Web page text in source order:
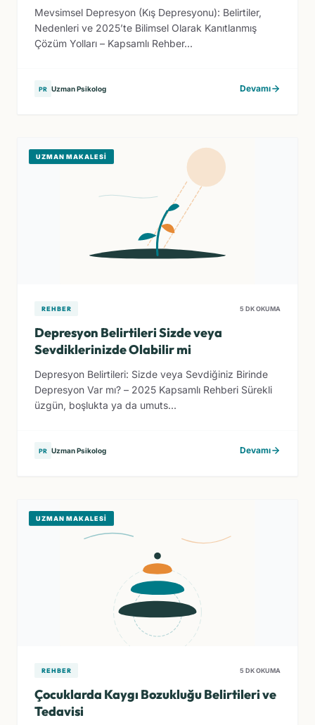
Mevsimsel Depresyon (Kış Depresyonu): Belirtiler,
Nedenleri ve 2025’te Bilimsel Olarak Kanıtlanmış
Çözüm Yolları – Kapsamlı Rehber...
PR Uzman Psikolog Devamı
UZMAN MAKALESI
REHBER 5 DK OKUMA
Depresyon Belirtileri Sizde veya
Sevdiklerinizde Olabilir mi
Depresyon Belirtileri: Sizde veya Sevdiğiniz Birinde
Depresyon Var mı? – 2025 Kapsamlı Rehberi Sürekli
üzgün, boşlukta ya da umuts...
PR Uzman Psikolog Devamı
UZMAN MAKALESI
REHBER 5 DK OKUMA
Çocuklarda Kaygı Bozukluğu Belirtileri ve
Tedavisi